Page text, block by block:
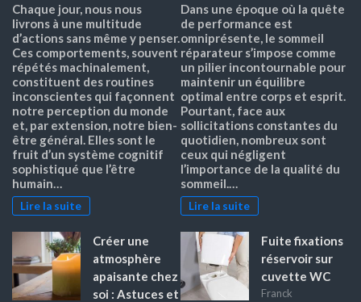
Chaque jour, nous nous
livrons à une multitude
d’actions sans même y penser.
Ces comportements, souvent
répétés machinalement,
constituent des routines
inconscientes qui façonnent
notre perception du monde
et, par extension, notre bien-
être général. Elles sont le
fruit d’un système cognitif
sophistiqué que l’être
humain…
Lire la suite
Dans une époque où la quête
de performance est
omniprésente, le sommeil
réparateur s’impose comme
un pilier incontournable pour
maintenir un équilibre
optimal entre corps et esprit.
Pourtant, face aux
sollicitations constantes du
quotidien, nombreux sont
ceux qui négligent
l’importance de la qualité du
sommeil.…
Lire la suite
Créer une
atmosphère
apaisante chez
soi : Astuces et
Fuite fixations
réservoir sur
cuvette WC
Franck